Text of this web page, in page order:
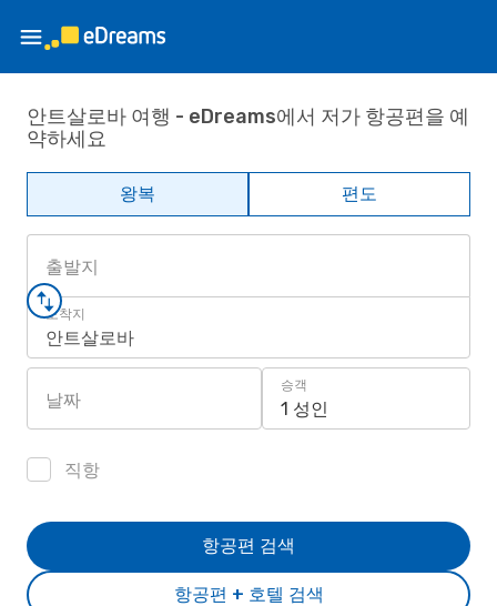
안트살로바 여행 - eDreams에서 저가 항공편을 예
약하세요
왕복 편도
출발지
도착지
안트살로바
날짜
승객
1 성인
직항
항공편 + 호텔 검색
항공편 검색